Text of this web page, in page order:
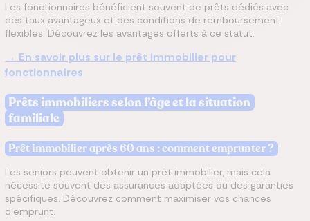
Les fonctionnaires bénéficient souvent de prêts dédiés avec
des taux avantageux et des conditions de remboursement
flexibles. Découvrez les avantages offerts à ce statut.
→ En savoir plus sur le prêt immobilier pour
fonctionnaires
Prêts immobiliers selon l’âge et la situation
familiale
Prêt immobilier après 60 ans : comment emprunter ?
Les seniors peuvent obtenir un prêt immobilier, mais cela
nécessite souvent des assurances adaptées ou des garanties
spécifiques. Découvrez comment maximiser vos chances
d’emprunt.